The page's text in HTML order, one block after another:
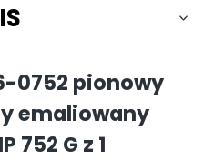
0752 pionowy
emaliowany
752 G z 1